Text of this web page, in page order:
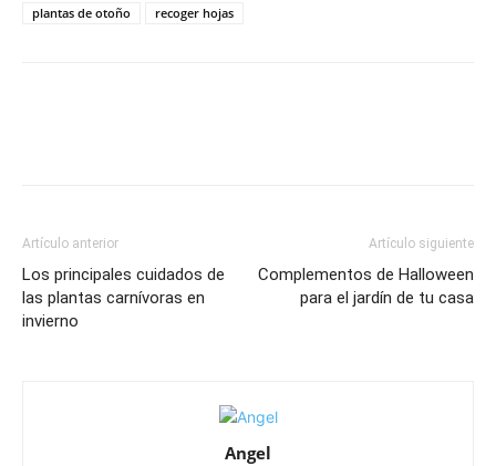
plantas de otoño
recoger hojas
Artículo anterior
Los principales cuidados de
las plantas carnívoras en
invierno
Artículo siguiente
Complementos de Halloween
para el jardín de tu casa
Angel